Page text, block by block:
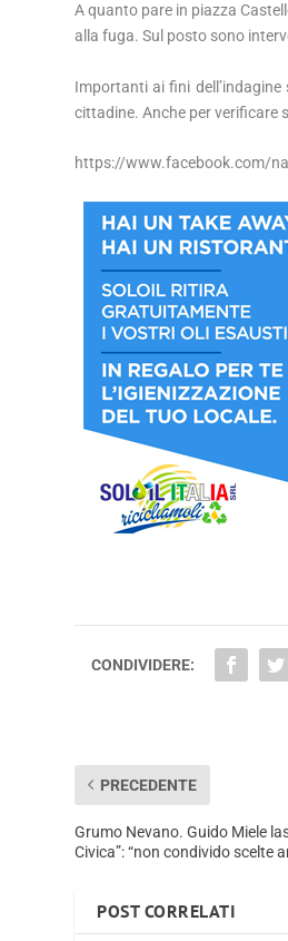
A quanto pare in piazza
alla fuga. Sul posto sono
Importanti ai fini
cittadine. Anche per verificare
https://www.facebook.com/
CONDIVIDERE:
PRECEDENTE
Grumo Nevano. Guido Miele
Civica”: “non condivido scelte
POST CORRELATI